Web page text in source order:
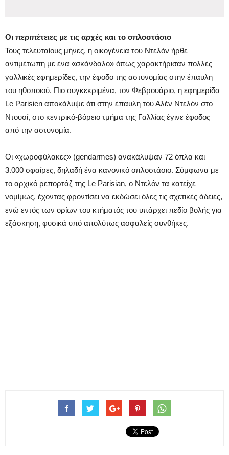
Οι περιπέτειες με τις αρχές και το οπλοστάσιο
Τους τελευταίους μήνες, η οικογένεια του Ντελόν ήρθε
αντιμέτωπη με ένα «σκάνδαλο» όπως χαρακτήρισαν πολλές
γαλλικές εφημερίδες, την έφοδο της αστυνομίας στην έπαυλη
του ηθοποιού. Πιο συγκεκριμένα, τον Φεβρουάριο, η εφημερίδα
Le Parisien αποκάλυψε ότι στην έπαυλη του Αλέν Ντελόν στο
Ντουσί, στο κεντρικό-βόρειο τμήμα της Γαλλίας έγινε έφοδος
από την αστυνομία.
Οι «χωροφύλακες» (gendarmes) ανακάλυψαν 72 όπλα και
3.000 σφαίρες, δηλαδή ένα κανονικό οπλοστάσιο. Σύμφωνα με
το αρχικό ρεπορτάζ της Le Parisian, ο Ντελόν τα κατείχε
νομίμως, έχοντας φροντίσει να εκδώσει όλες τις σχετικές άδειες,
ενώ εντός των ορίων του κτήματός του υπάρχει πεδίο βολής για
εξάσκηση, φυσικά υπό απολύτως ασφαλείς συνθήκες.